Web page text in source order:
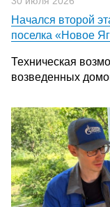
Начался второй
поселка «Новое
Техническая
возведенных